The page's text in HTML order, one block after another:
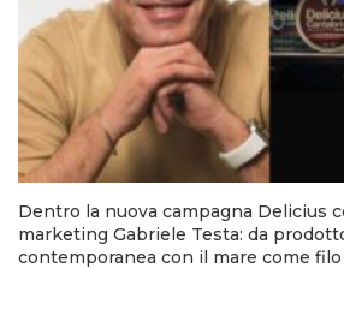
Dentro la nuova campagna Delicius
marketing Gabriele Testa: da
contemporanea con il mare come